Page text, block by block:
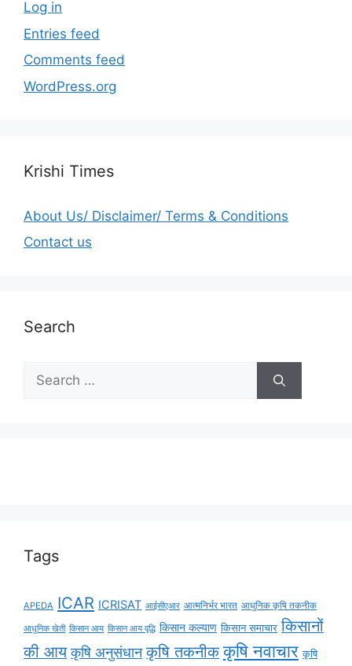
Log in
Entries feed
Comments feed
WordPress.org
Krishi Times
About Us/ Disclaimer/ Terms & Conditions
Contact us
Search
Tags
APEDA ICAR ICRISAT आईसीएआर आत्मनिर्भर भारत आधुनिक कृषि तकनीक
आधुनिक खेती किसान आय किसान आय वृद्धि किसान कल्याण किसान समाचार किसानों
की आय कृषि अनुसंधान कृषि तकनीक कृषि नवाचार कृषि